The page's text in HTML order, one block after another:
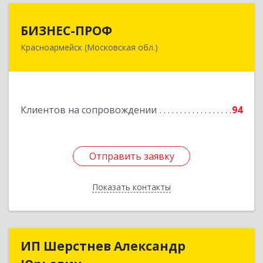
БИЗНЕС-ПРОФ
Красноармейск (Московская обл.)
Клиентов на сопровождении 94
Отправить заявку
Показать контакты
141290, Московская обл, Красноармейск г,
Отправить заявку
Назад
ИП Шерстнев Александр
ИП Шерстнев Александр